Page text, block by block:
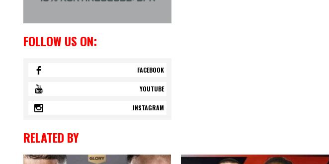
FOLLOW US ON:
FACEBOOK
YOUTUBE
INSTAGRAM
RELATED BY